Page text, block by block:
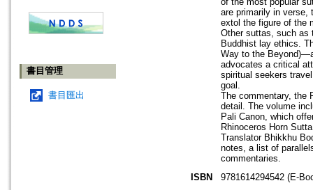
書目管理
書目匯出
are primarily in verse,
extol the figure of the
Other suttas, such as
Buddhist lay ethics.
Way to the
advocates a critical
spiritual seekers
goal.
The commentary, the
detail. The volume
Pali Canon, which
Rhinoceros Horn
Translator Bhikkhu
notes, a list of
commentaries.
ISBN
9781614294542 (E-